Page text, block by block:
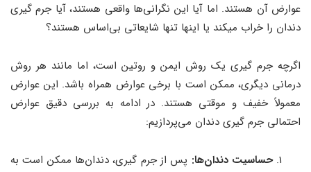
عوارض آن هستند. اما آیا این نگرانی‌ها واقعی هستند، آیا جرم گیری
دندان را خراب میکند یا اینها تنها شایعاتی بی‌اساس هستند؟
اگرچه جرم‌ گیری یک روش ایمن و روتین است، اما مانند هر روش
درمانی دیگری، ممکن است با برخی عوارض همراه باشد. این عوارض
معمولاً خفیف و موقتی هستند. در ادامه به بررسی دقیق عوارض
احتمالی جرم گیری دندان می‌پردازیم:
حساسیت دندان‌ها: پس از جرم‌ گیری، دندان‌ها ممکن است به